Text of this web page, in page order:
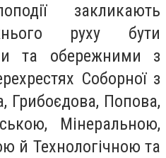
закликають
руху бути
та обережними з
Соборної з
Грибоєдова, Попова,
Мінеральною,
й Технологічною та